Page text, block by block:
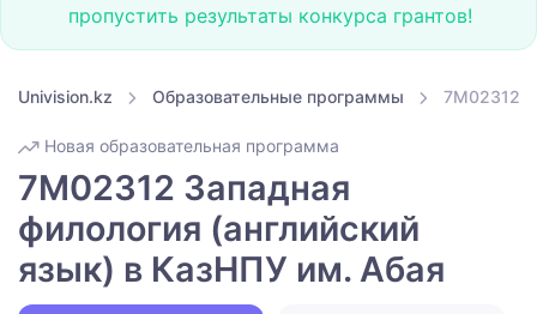
пропустить результаты конкурса грантов!
Univision.kz Образовательные программы 7M02312
Новая образовательная программа
7M02312 Западная
филология (английский
язык) в КазНПУ им. Абая